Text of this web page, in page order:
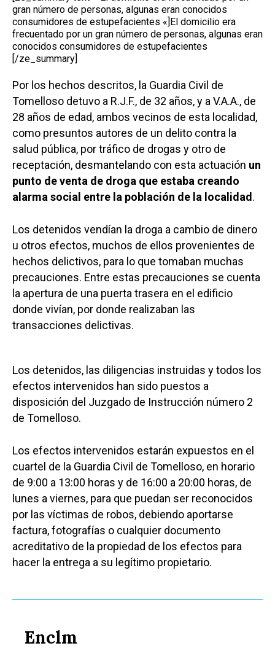
gran número de personas, algunas eran conocidos
consumidores de estupefacientes «]El domicilio era
frecuentado por un gran número de personas, algunas eran
conocidos consumidores de estupefacientes
[/ze_summary]
Por los hechos descritos, la Guardia Civil de
Tomelloso detuvo a R.J.F., de 32 años, y a V.A.A., de
28 años de edad, ambos vecinos de esta localidad,
como presuntos autores de un delito contra la
salud pública, por tráfico de drogas y otro de
receptación, desmantelando con esta actuación un
punto de venta de droga que estaba creando
alarma social entre la población de la localidad.
Los detenidos vendían la droga a cambio de dinero
u otros efectos, muchos de ellos provenientes de
hechos delictivos, para lo que tomaban muchas
precauciones. Entre estas precauciones se cuenta
la apertura de una puerta trasera en el edificio
donde vivían, por donde realizaban las
transacciones delictivas.
Los detenidos, las diligencias instruidas y todos los
efectos intervenidos han sido puestos a
disposición del Juzgado de Instrucción número 2
de Tomelloso.
Los efectos intervenidos estarán expuestos en el
cuartel de la Guardia Civil de Tomelloso, en horario
de 9:00 a 13:00 horas y de 16:00 a 20:00 horas, de
lunes a viernes, para que puedan ser reconocidos
por las víctimas de robos, debiendo aportarse
factura, fotografías o cualquier documento
acreditativo de la propiedad de los efectos para
hacer la entrega a su legítimo propietario.
Enclm